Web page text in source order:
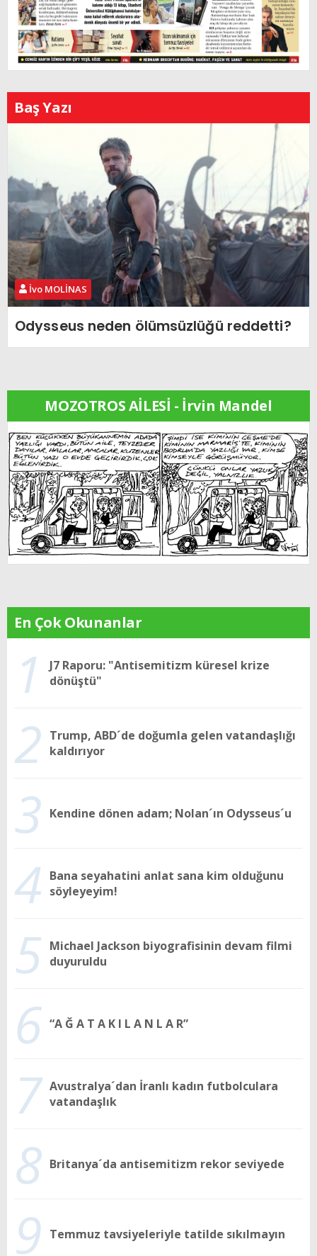
Baş Yazı
İvo MOLİNAS
Odysseus neden ölümsüzlüğü reddetti?
MOZOTROS AİLESİ - İrvin Mandel
En Çok Okunanlar
1
J7 Raporu: "Antisemitizm küresel krize
dönüştü"
2 Trump, ABD´de doğumla gelen vatandaşlığı
kaldırıyor
3 Kendine dönen adam; Nolan´ın Odysseus´u
4 Bana seyahatini anlat sana kim olduğunu
söyleyeyim!
5 Michael Jackson biyografisinin devam filmi
duyuruldu
6 “A Ğ A T A K I L A N L A R”
7 Avustralya´dan İranlı kadın futbolculara
vatandaşlık
8 Britanya´da antisemitizm rekor seviyede
9 Temmuz tavsiyeleriyle tatilde sıkılmayın